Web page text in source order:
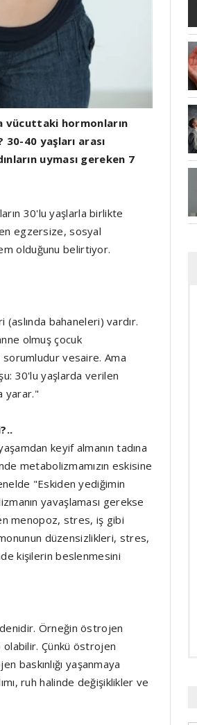
vücuttaki hormonların
40 yaşları arası
uyması gereken 7
30'lu yaşlarla birlikte
egzersize, sosyal
olduğunu belirtiyor.
bahaneleri) vardır.
olmuş çocuk
sorumludur vesaire. Ama
30'lu yaşlarda verilen
yarar."
keyif almanın tadına
metabolizmamızın eskisine
"Eskiden yediğimin
yavaşlaması gerekse
menopoz, stres, iş gibi
düzensizlikleri, stres,
kişilerin beslenmesini
Örneğin östrojen
olabilir. Çünkü östrojen
baskınlığı yaşanmaya
ruh halinde değişiklikler ve